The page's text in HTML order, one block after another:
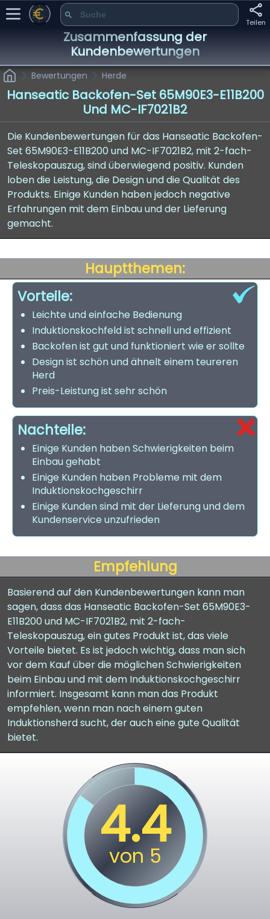
Teilen
Zusammenfassung der
Kundenbewertungen
Bewertungen Herde
Hanseatic Backofen-Set 65M90E3-E11B200
Und MC-IF7021B2
Die Kundenbewertungen für das Hanseatic Backofen-
Set 65M90E3-E11B200 und MC-IF7021B2, mit 2-fach-
Teleskopauszug, sind überwiegend positiv. Kunden
loben die Leistung, die Design und die Qualität des
Produkts. Einige Kunden haben jedoch negative
Erfahrungen mit dem Einbau und der Lieferung
gemacht.
Hauptthemen:
Vorteile:
Leichte und einfache Bedienung
Induktionskochfeld ist schnell und effizient
Backofen ist gut und funktioniert wie er sollte
Design ist schön und ähnelt einem teureren
Herd
Preis-Leistung ist sehr schön
Nachteile:
Einige Kunden haben Schwierigkeiten beim
Einbau gehabt
Einige Kunden haben Probleme mit dem
Induktionskochgeschirr
Einige Kunden sind mit der Lieferung und dem
Kundenservice unzufrieden
Empfehlung
Basierend auf den Kundenbewertungen kann man
sagen, dass das Hanseatic Backofen-Set 65M90E3-
E11B200 und MC-IF7021B2, mit 2-fach-
Teleskopauszug, ein gutes Produkt ist, das viele
Vorteile bietet. Es ist jedoch wichtig, dass man sich
vor dem Kauf über die möglichen Schwierigkeiten
beim Einbau und mit dem Induktionskochgeschirr
informiert. Insgesamt kann man das Produkt
empfehlen, wenn man nach einem guten
Induktionsherd sucht, der auch eine gute Qualität
bietet.